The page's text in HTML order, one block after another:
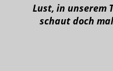
Lust, in unserem
schaut doch